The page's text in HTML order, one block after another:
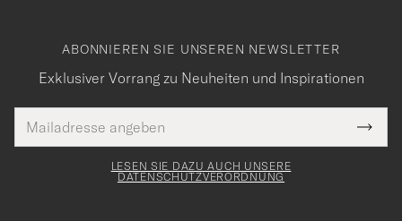
ABONNIEREN SIE UNSEREN NEWSLETTER
Exklusiver Vorrang zu Neuheiten und Inspirationen
Mail
Adresse
Tack
för
LESEN SIE DAZU AUCH UNSERE
DATENSCHUTZVERORDNUNG